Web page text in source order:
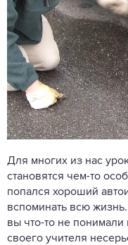
Для многих из нас
становятся чем-то
попался хороший
вспоминать всю
вы что-то не понимали
своего учителя